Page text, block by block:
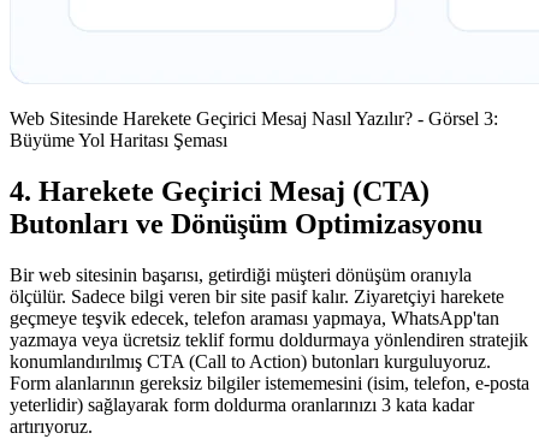
Web Sitesinde Harekete Geçirici Mesaj Nasıl Yazılır? - Görsel 3:
Büyüme Yol Haritası Şeması
4. Harekete Geçirici Mesaj (CTA)
Butonları ve Dönüşüm Optimizasyonu
Bir web sitesinin başarısı, getirdiği müşteri dönüşüm oranıyla
ölçülür. Sadece bilgi veren bir site pasif kalır. Ziyaretçiyi harekete
geçmeye teşvik edecek, telefon araması yapmaya, WhatsApp'tan
yazmaya veya ücretsiz teklif formu doldurmaya yönlendiren stratejik
konumlandırılmış CTA (Call to Action) butonları kurguluyoruz.
Form alanlarının gereksiz bilgiler istememesini (isim, telefon, e-posta
yeterlidir) sağlayarak form doldurma oranlarınızı 3 kata kadar
artırıyoruz.